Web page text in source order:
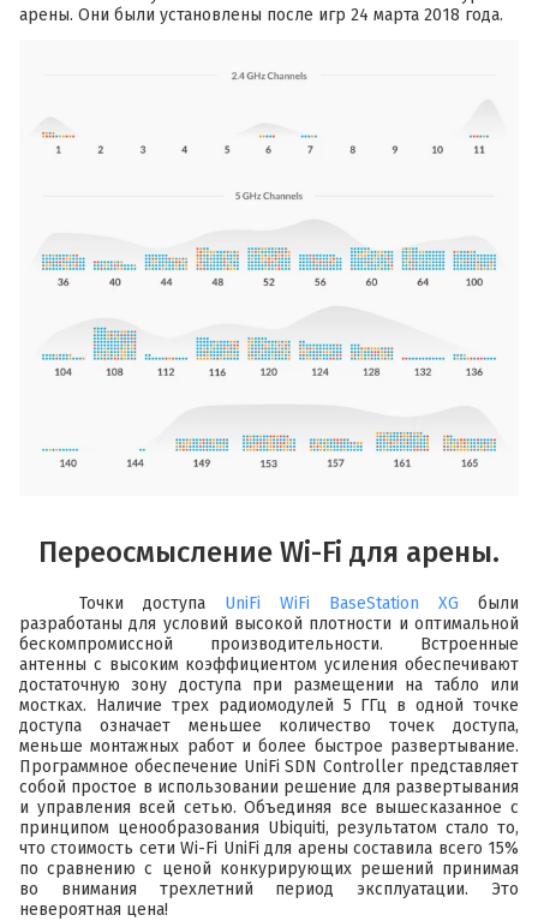
арены. Они были установлены после игр 24 марта 2018 года.
Переосмысление Wi-Fi для арены.
Точки доступа UniFi WiFi BaseStation XG были
разработаны для условий высокой плотности и оптимальной
бескомпромиссной производительности. Встроенные
антенны с высоким коэффициентом усиления обеспечивают
достаточную зону доступа при размещении на табло или
мостках. Наличие трех радиомодулей 5 ГГц в одной точке
доступа означает меньшее количество точек доступа,
меньше монтажных работ и более быстрое развертывание.
Программное обеспечение UniFi SDN Controller представляет
собой простое в использовании решение для развертывания
и управления всей сетью. Объединяя все вышесказанное с
принципом ценообразования Ubiquiti, результатом стало то,
что стоимость сети Wi-Fi UniFi для арены составила всего 15%
по сравнению с ценой конкурирующих решений принимая
во внимания трехлетний период эксплуатации. Это
невероятная цена!